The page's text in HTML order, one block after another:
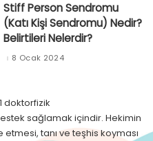
Stiff Person Sendromu
(Katı Kişi Sendromu) Nedir?
Belirtileri Nelerdir?
8 Ocak 2024
doktorfizik
sağlamak içindir. Hekimin
tanı ve teşhis koyması